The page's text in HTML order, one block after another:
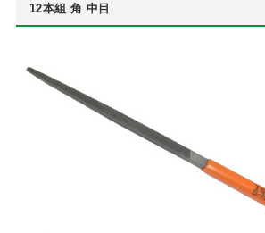
12本組 角 中目